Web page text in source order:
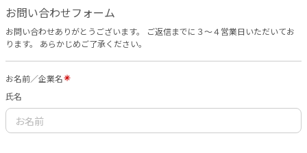
お問い合わせフォーム
お問い合わせありがとうございます。 ご返信までに３〜４営業日いただいてお
ります。 あらかじめご了承ください。
お名前／企業名
氏名